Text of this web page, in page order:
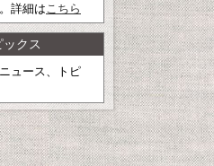
詳細は こちら
クス
ュース、トピ